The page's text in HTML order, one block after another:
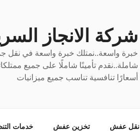
شركة الانجاز
خبرة واسعة..نمتلك خبرة واسعة في نقل
شاملة..نقدم تأمينًا شاملًا على جميع
أسعارًا تنافسية تناسب جميع ميزانيات
نقل عفش تخزين عفش خدمات